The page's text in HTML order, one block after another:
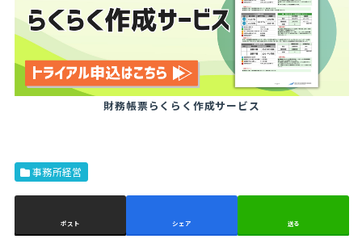
財務帳票らくらく作成サービス
事務所経営
ポスト シェア 送る